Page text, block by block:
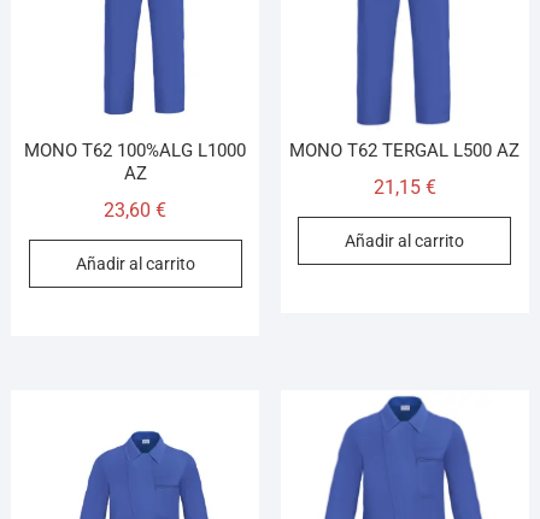
MONO T62 100%ALG L1000
AZ
23,60€
Añadir al carrito
MONO T62 TERGAL L500 AZ
21,15 €
Añadir al carrito